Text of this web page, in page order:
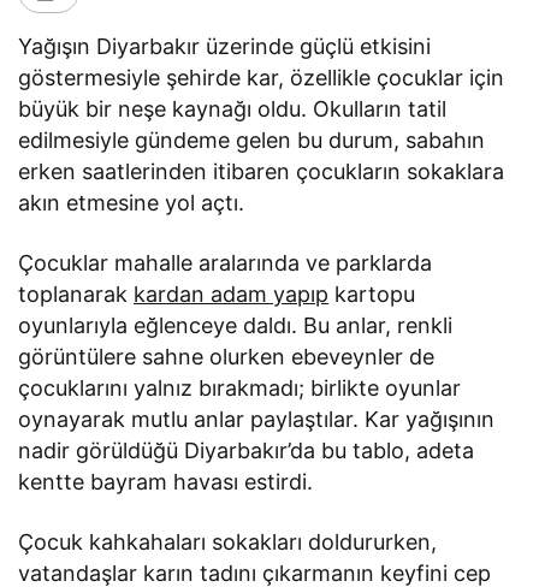
Yağışın Diyarbakır üzerinde güçlü etkisini
göstermesiyle şehirde kar, özellikle çocuklar için
büyük bir neşe kaynağı oldu. Okulların tatil
edilmesiyle gündeme gelen bu durum, sabahın
erken saatlerinden itibaren çocukların sokaklara
akın etmesine yol açtı.
Çocuklar mahalle aralarında ve parklarda
toplanarak kardan adam yapıp kartopu
oyunlarıyla eğlenceye daldı. Bu anlar, renkli
görüntülere sahne olurken ebeveynler de
çocuklarını yalnız bırakmadı; birlikte oyunlar
oynayarak mutlu anlar paylaştılar. Kar yağışının
nadir görüldüğü Diyarbakır’da bu tablo, adeta
kentte bayram havası estirdi.
Çocuk kahkahaları sokakları doldururken,
vatandaşlar karın tadını çıkarmanın keyfini cep